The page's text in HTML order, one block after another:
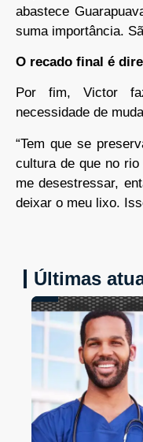
abastece
suma importância.
O recado final é
Por fim, Victor
necessidade de
“Tem que se
cultura de que no
me desestressar,
deixar o meu lixo.
Últimas